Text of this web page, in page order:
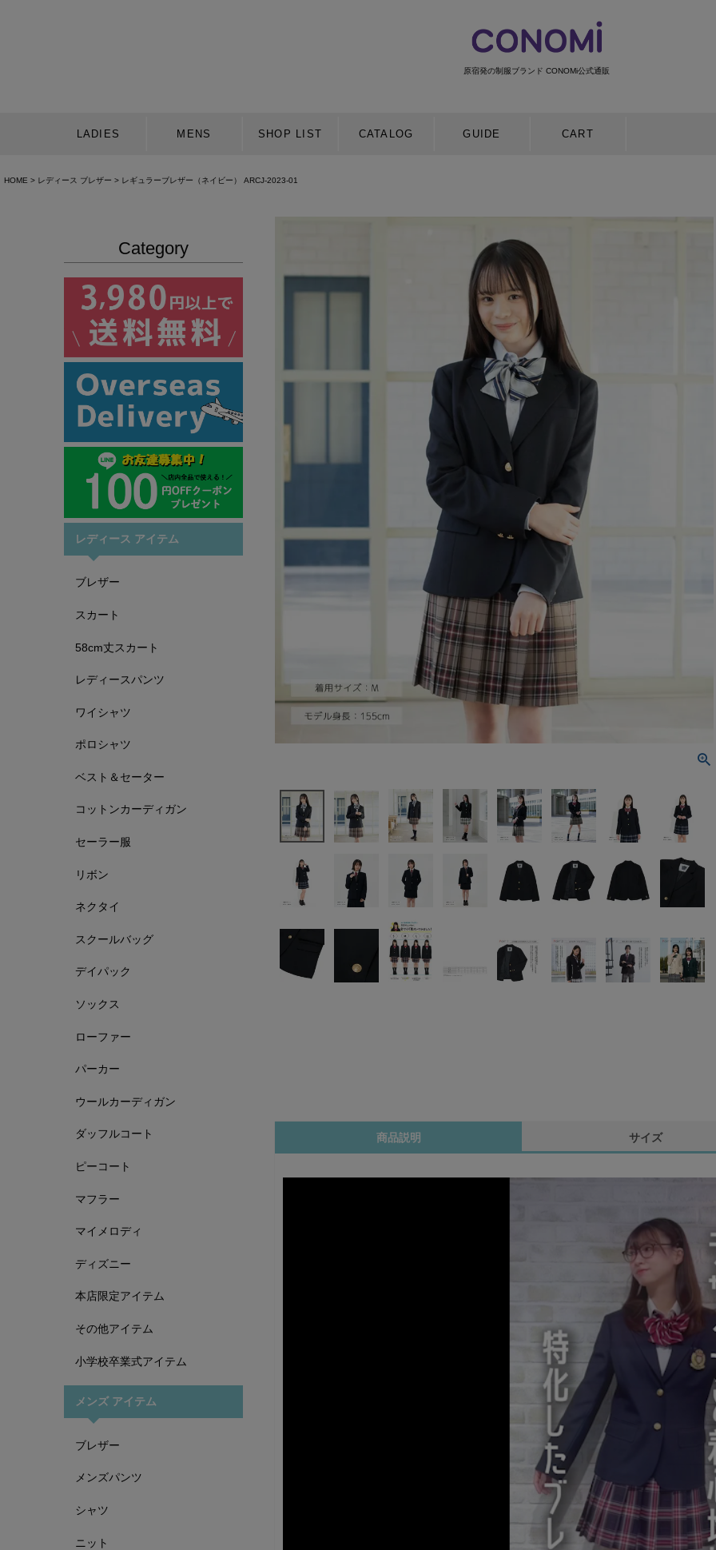
原宿発の制服ブランド CONOMi公式通販
LADIES MENS SHOP LIST CATALOG GUIDE CART
HOME レディース ブレザー レギュラーブレザー（ネイビー） ARCJ-2023-01
Category
レディース アイテム
ブレザー
スカート
58cm丈スカート
レディースパンツ
ワイシャツ
ポロシャツ
ベスト＆セーター
コットンカーディガン
セーラー服
リボン
ネクタイ
スクールバッグ
デイパック
ソックス
ローファー
パーカー
ウールカーディガン
ダッフルコート
ピーコート
マフラー
マイメロディ
ディズニー
本店限定アイテム
その他アイテム
小学校卒業式アイテム
メンズ アイテム
ブレザー
メンズパンツ
シャツ
ニット
商品説明 サイズ